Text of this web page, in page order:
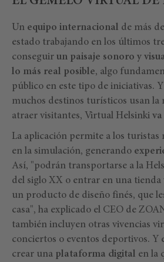
Un equipo internacional de más
estado trabajando en los últimos
conseguir un paisaje sonoro y
lo más real posible, algo
público en este tipo de iniciativas.
muchos destinos turísticos usan la
atraer visitantes, Virtual Helsinki
La aplicación permite a los turistas
en la simulación, generando
Así, "podrán transportarse a la
del siglo XX o entrar en una
un producto de diseño finés, que
casa", ha explicado el CEO de
también incluyen otras vivencias
conciertos o eventos deportivos. Y
crear una plataforma digital en la